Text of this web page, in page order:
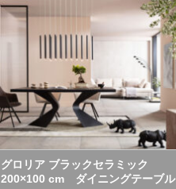
グロリア ブラックセラミック
200×100 cm ダイニングテーブル